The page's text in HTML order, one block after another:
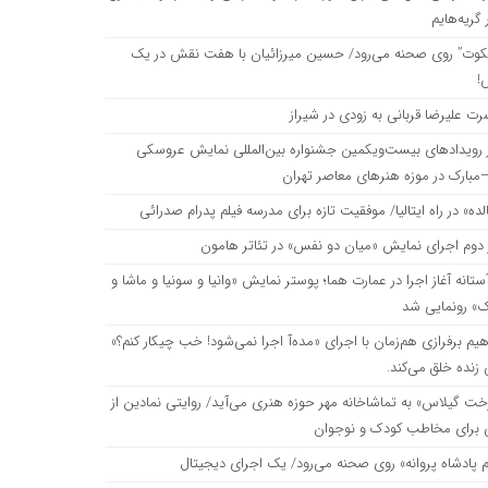
دو نفس» در تئاتر هامون
عمارت هما؛ پوستر نمایش «وانیا و سونیا و ماشا و اسپایک» رونمایی شد
با اجرای «مده‌آ اجرا نمی‌شود! خب چیکار کنم؟» نقاشی زنده خلق می‌کند.
مهر حوزه هنری می‌آید/ روایتی نمادین از آزادگی برای مخاطب کودک و نوجوان
بین‌المللی؛ پوستر فیلم کوتاه «قایم با شَک» منتشر شد
روی صحنه می‌رود/ حسین میرزائیان با هفت نقش در یک
علیرضا قربانی به زودی در شیراز
رویدادهای بیست‌ویکمین جشنواره بین‌المللی نمایش عروسکی
در موزه هنرهای معاصر تهران
در راه ایتالیا/ موفقیت تازه برای مدرسه فیلم پدرام صدرائی
دوم اجرای نمایش «میان دو نفس» در تئاتر هامون
آغاز اجرا در عمارت هما؛ پوستر نمایش «وانیا و سونیا و ماشا و
رونمایی شد
برفرازی هم‌زمان با اجرای «مده‌آ اجرا نمی‌شود! خب چیکار کنم؟»
زنده خلق می‌کند.
گیلاس» به تماشاخانه مهر حوزه هنری می‌آید/ روایتی نمادین از
برای مخاطب کودک و نوجوان
پادشاه پروانه» روی صحنه می‌رود/ یک اجرای دیجیتال